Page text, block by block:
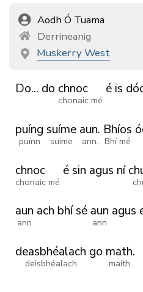
Aodh Ó Tuama
Derrineanig
Muskerry West
Do... do chnoc
chonaic mé
é is
puíng
puínn
suíme
suime
aun.
ann.
Bhíos
Bhí mé
chnoc
chonaic mé
ésin agus ní
aun
ann
ach bhísé aun
ann
agus
deasbhéalach
deisbhéalach
go math.
maith.